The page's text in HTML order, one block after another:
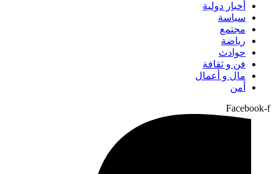
أخبار دولية
سياسة
مجتمع
رياضة
حوادث
فن و ثقافة
مال و أعمال
أمن
Facebook-f